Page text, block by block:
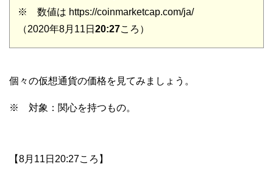
※ 数値は https://coinmarketcap.com/ja/
（2020年8月11日 20:27ころ）
個々の仮想通貨の価格を見てみましょう。
※ 対象：関心を持つもの。
【8月11日20:27ころ】